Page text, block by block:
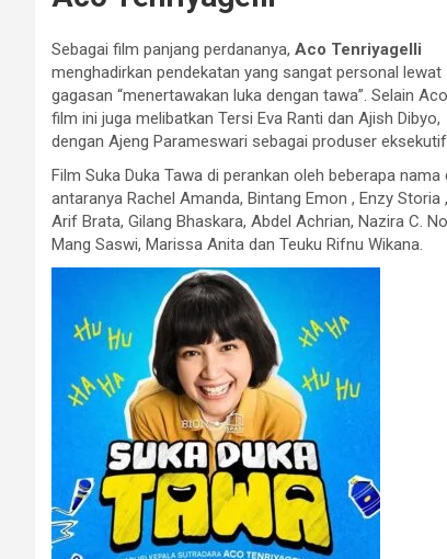
Sebagai film panjang perdananya, Aco Tenriyagelli
menghadirkan pendekatan yang sangat personal lewat
gagasan “menertawakan luka dengan tawa”. Selain
film ini juga melibatkan Tersi Eva Ranti dan Ajish Dibyo,
dengan Ajeng Parameswari sebagai produser
Film Suka Duka Tawa di perankan oleh beberapa nama
antaranya Rachel Amanda, Bintang Emon , Enzy Storia ,
Arif Brata, Gilang Bhaskara, Abdel Achrian, Nazira C.
Mang Saswi, Marissa Anita dan Teuku Rifnu Wikana.